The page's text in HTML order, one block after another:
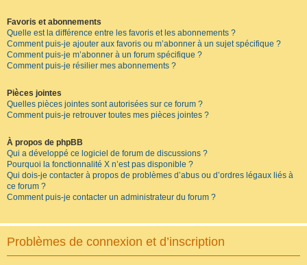
Favoris et abonnements
Quelle est la différence entre les favoris et les abonnements ?
Comment puis-je ajouter aux favoris ou m’abonner à un sujet spécifique ?
Comment puis-je m’abonner à un forum spécifique ?
Comment puis-je résilier mes abonnements ?
Pièces jointes
Quelles pièces jointes sont autorisées sur ce forum ?
Comment puis-je retrouver toutes mes pièces jointes ?
À propos de phpBB
Qui a développé ce logiciel de forum de discussions ?
Pourquoi la fonctionnalité X n’est pas disponible ?
Qui dois-je contacter à propos de problèmes d’abus ou d’ordres légaux liés à
ce forum ?
Comment puis-je contacter un administrateur du forum ?
Problèmes de connexion et d’inscription